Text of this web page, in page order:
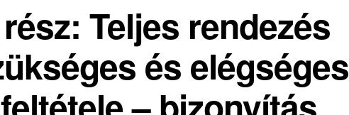
Teljes rendezés
és elégséges